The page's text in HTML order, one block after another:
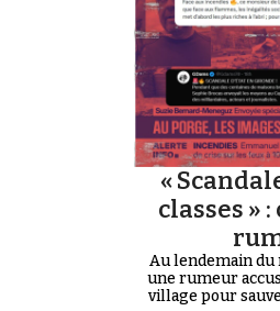
«
classes »
Au lendemain du
une rumeur
village pour